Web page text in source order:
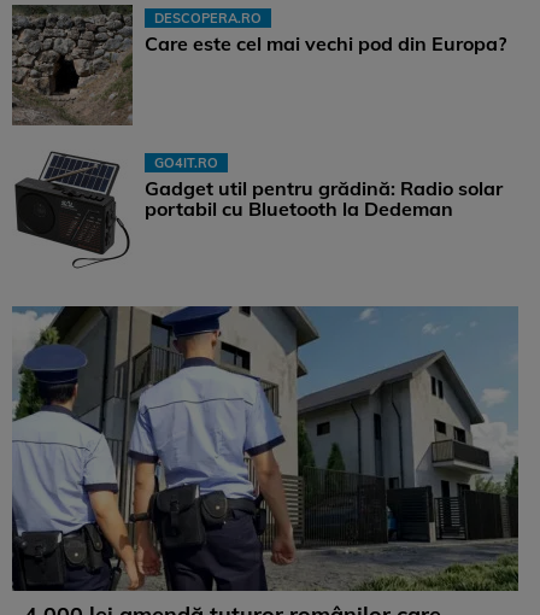
DESCOPERA.RO
Care este cel mai vechi pod din Europa?
GO4IT.RO
Gadget util pentru grădină: Radio solar
portabil cu Bluetooth la Dedeman